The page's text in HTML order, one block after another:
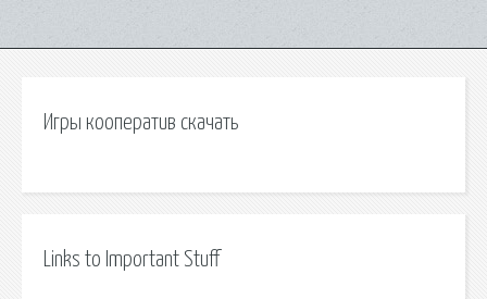
Игры кооператив скачать
Links to Important Stuff